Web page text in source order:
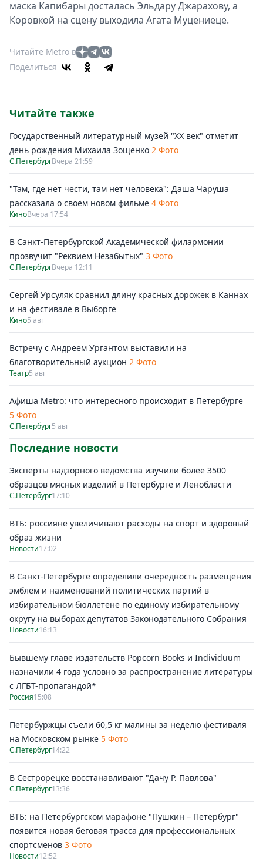
маска Капибары досталась Эльдару Джарахову, а
Коровкой на сцену выходила Агата Муцениеце.
Читайте Metro в
Поделиться
Читайте также
Государственный литературный музей "ХХ век" отметит
день рождения Михаила Зощенко 2 Фото
С.ПетербургВчера 21:59
"Там, где нет чести, там нет человека": Даша Чаруша
рассказала о своём новом фильме 4 Фото
КиноВчера 17:54
В Санкт-Петербургской Академической филармонии
прозвучит "Реквием Незабытых" 3 Фото
С.ПетербургВчера 12:11
Сергей Урсуляк сравнил длину красных дорожек в Каннах
и на фестивале в Выборге
Кино5 авг
Встречу с Андреем Ургантом выставили на
благотворительный аукцион 2 Фото
Театр5 авг
Афиша Metro: что интересного происходит в Петербурге
5 Фото
С.Петербург5 авг
Последние новости
Эксперты надзорного ведомства изучили более 3500
образцов мясных изделий в Петербурге и Ленобласти
С.Петербург17:10
ВТБ: россияне увеличивают расходы на спорт и здоровый
образ жизни
Новости17:02
В Санкт-Петербурге определили очередность размещения
эмблем и наименований политических партий в
избирательном бюллетене по единому избирательному
округу на выборах депутатов Законодательного Собрания
Новости16:13
Бывшему главе издательств Popcorn Books и Individuum
назначили 4 года условно за распространение литературы
с ЛГБТ-пропагандой*
Россия15:08
Петербуржцы съели 60,5 кг малины за неделю фестиваля
на Московском рынке 5 Фото
С.Петербург14:22
В Сестрорецке восстанавливают "Дачу Р. Павлова"
С.Петербург13:36
ВТБ: на Петербургском марафоне "Пушкин – Петербург"
появится новая беговая трасса для профессиональных
спортсменов 3 Фото
Новости12:52